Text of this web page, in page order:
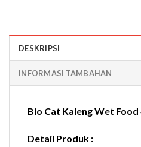
DESKRIPSI
INFORMASI TAMBAHAN
Bio Cat Kaleng Wet Food
Detail Produk :